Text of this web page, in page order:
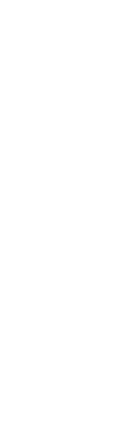
Осуществляя вход на
«ПиццаСушиВок -
Пользовательским
защите персональных
и порядке получения